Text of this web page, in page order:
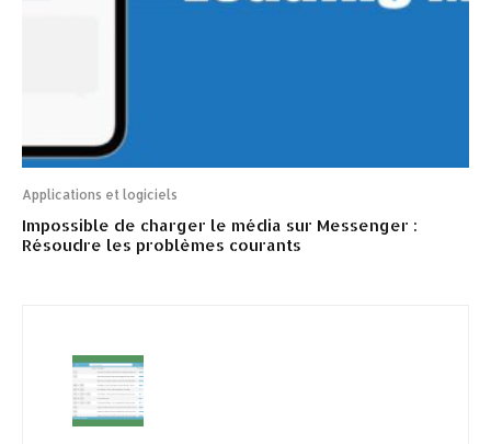
Applications et logiciels
Impossible de charger le média sur Messenger :
Résoudre les problèmes courants